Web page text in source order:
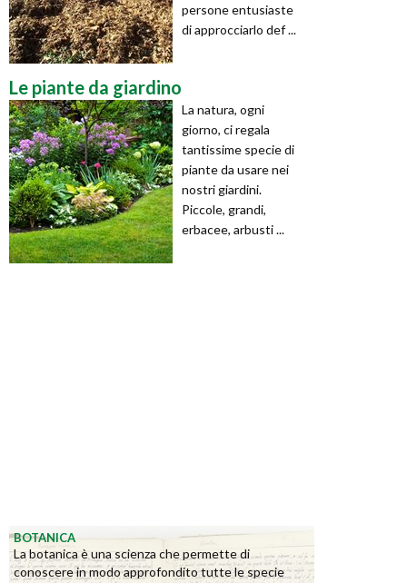
persone entusiaste
di approcciarlo def ...
Le piante da giardino
La natura, ogni
giorno, ci regala
tantissime specie di
piante da usare nei
nostri giardini.
Piccole, grandi,
erbacee, arbusti ...
BOTANICA
La botanica è una scienza che permette di
conoscere in modo approfondito tutte le specie